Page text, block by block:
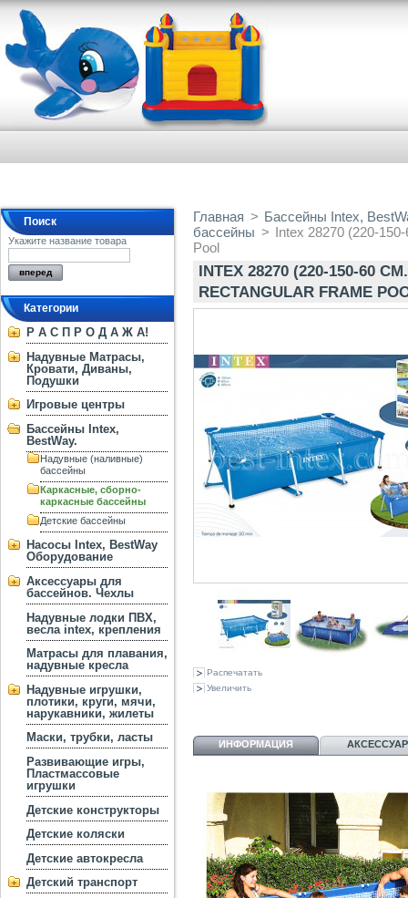
Поиск
Укажите название товара
Категории
Р А С П Р О Д А Ж А!
Надувные Матрасы,
Кровати, Диваны,
Подушки
Игровые центры
Бассейны Intex,
BestWay.
Надувные (наливные)
бассейны
Каркасные, сборно-
каркасные бассейны
Детские бассейны
Насосы Intex, BestWay
Оборудование
Аксессуары для
бассейнов. Чехлы
Надувные лодки ПВХ,
весла intex, крепления
Матрасы для плавания,
надувные кресла
Надувные игрушки,
плотики, круги, мячи,
нарукавники, жилеты
Маски, трубки, ласты
Развивающие игры,
Пластмассовые
игрушки
Детские конструкторы
Детские коляски
Детские автокресла
Детский транспорт
Главная > Бассейны Intex,
бассейны > Intex 28270 (220-
Pool
INTEX 28270 (220-150-60
RECTANGULAR FRAME
Распечатать
Увеличить
ИНФОРМАЦИЯ